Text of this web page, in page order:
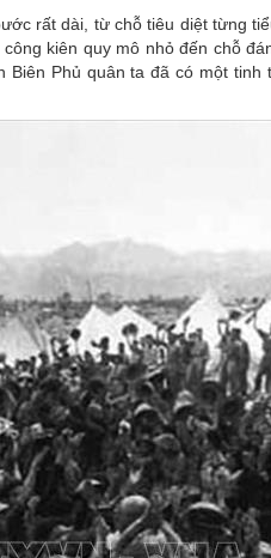
rất dài, từ chỗ tiêu diệt từng
kiên quy mô nhỏ đến chỗ
Phủ quân ta đã có một